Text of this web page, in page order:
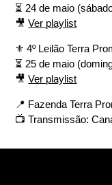
⏳ 24 de maio
🎥Ver playlist
⚜️ 4º Leilão Terra
⏳ 25 de maio
🎥Ver playlist
📍 Fazenda Terra
📺 Transmissão: